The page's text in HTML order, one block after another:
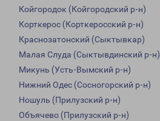
Койгородок (Койгородский р-н)
Корткерос (Корткеросский р-н)
Краснозатонский (Сыктывкар)
Малая Слуда (Сыктывдинский р-н)
Микунь (Усть-Вымский р-н)
Нижний Одес (Сосногорский р-н)
Ношуль (Прилузский р-н)
Объячево (Прилузский р-н)